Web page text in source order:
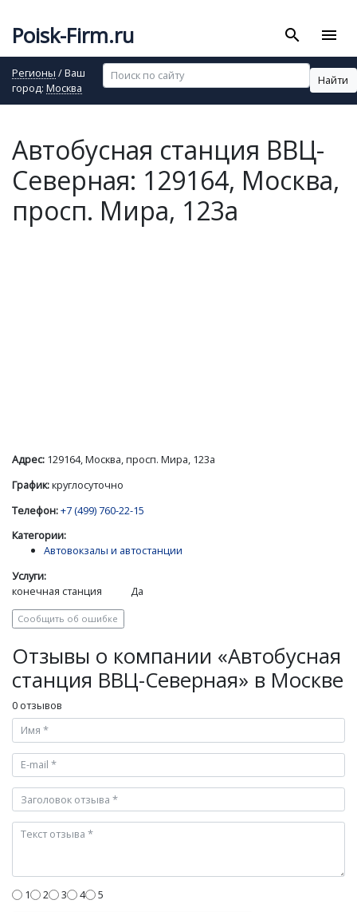
Poisk-Firm.ru search menu
Регионы / Ваш
город: Москва
Найти
Автобусная станция ВВЦ-
Северная: 129164, Москва,
просп. Мира, 123а
Адрес: 129164, Москва, просп. Мира, 123а
График:круглосуточно
Телефон:+7 (499) 760-22-15
Категории:
Автовокзалы и автостанции
Услуги:
конечная станция
Да
Сообщить об ошибке
Отзывы о компании «Автобусная
станция ВВЦ-Северная» в Москве
0 отзывов
1 2 3 4 5